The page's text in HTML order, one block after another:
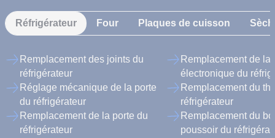
Réfrigérateur Four Plaques de cuisson
Remplacement des joints du
réfrigérateur
Réglage mécanique de la porte
du réfrigérateur
Remplacement de la porte du
réfrigérateur
Remplacement de la
électronique du
Remplacement du
réfrigérateur
Remplacement du
poussoir du